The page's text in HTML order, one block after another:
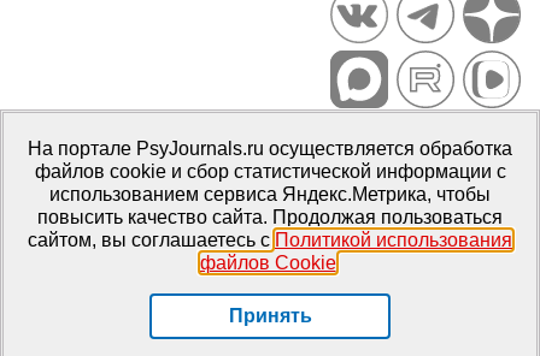
Портал психологических изданий PsyJournals.ru, 2007–2026
Правила использования материалов
Свидетельство регистрации СМИЭл № ФС77-66447 от 14 июля
2016 г.
Издатель: ФГБОУ ВО МГППУ
На портале PsyJournals.ru осуществляется обработка
файлов cookie и сбор статистической информации с
использованием сервиса Яндекс.Метрика, чтобы
повысить качество сайта. Продолжая пользоваться
сайтом, вы соглашаетесь с Политикой использования
файлов Cookie.
Принять